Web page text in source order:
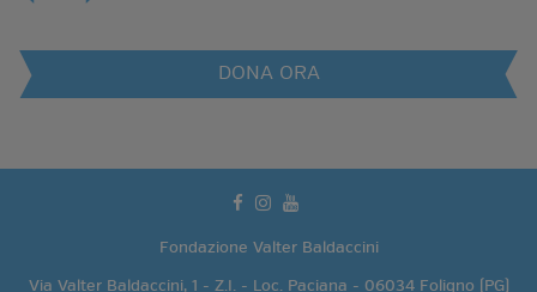
DONA ORA
facebook
instagram
youtube
Fondazione Valter Baldaccini
Via Valter Baldaccini, 1 - Z.I. - Loc. Paciana - 06034 Foligno (PG)